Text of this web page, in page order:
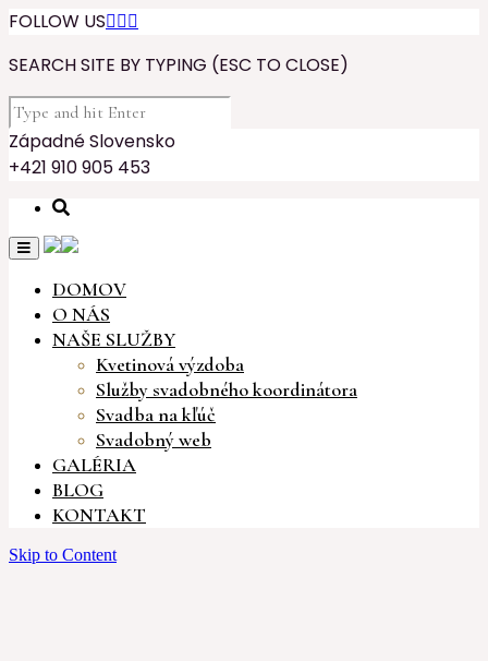
FOLLOW US
SEARCH SITE BY TYPING (ESC TO CLOSE)
Západné Slovensko
+421 910 905 453
DOMOV
O NÁS
NAŠE SLUŽBY
Kvetinová výzdoba
Služby svadobného koordinátora
Svadba na kľúč
Svadobný web
GALÉRIA
BLOG
KONTAKT
Skip to Content